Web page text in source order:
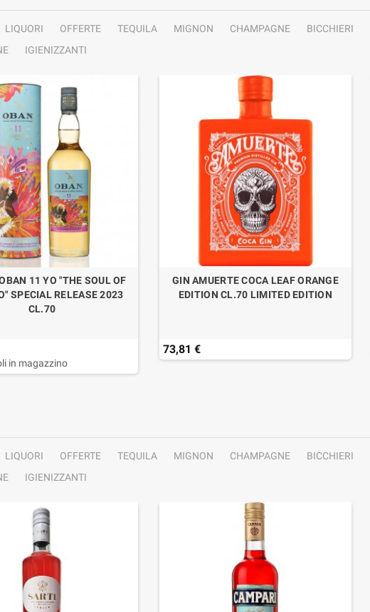
LIQUORI OFFERTE TEQUILA MIGNON CHAMPAGNE BICCHIERI
IGIENIZZANTI
11 YO "THE SOUL OF
SPECIAL RELEASE 2023
CL.70
in magazzino
GIN AMUERTE COCA LEAF ORANGE
EDITION CL.70 LIMITED EDITION
73,81 €
LIQUORI OFFERTE TEQUILA MIGNON CHAMPAGNE BICCHIERI
IGIENIZZANTI